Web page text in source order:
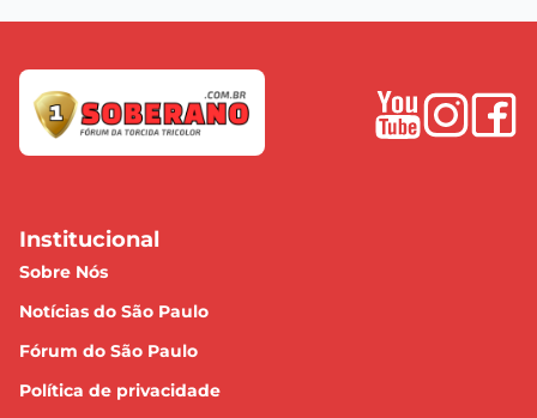
Institucional
Sobre Nós
Notícias do São Paulo
Fórum do São Paulo
Política de privacidade